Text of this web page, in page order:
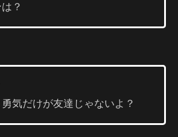
？
気だけが友達じゃないよ？